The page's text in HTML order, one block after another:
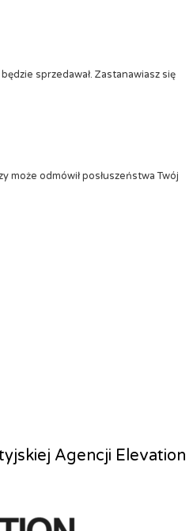
sprzedawał. Zastanawiasz się
może odmówił posłuszeństwa Twój
Agencji Elevation